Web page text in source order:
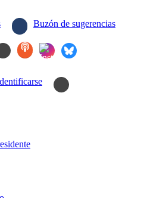
Buzón de sugerencias